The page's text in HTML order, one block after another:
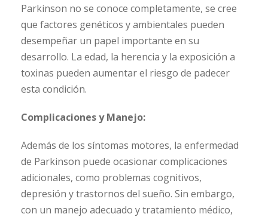
Parkinson no se conoce completamente, se cree
que factores genéticos y ambientales pueden
desempeñar un papel importante en su
desarrollo. La edad, la herencia y la exposición a
toxinas pueden aumentar el riesgo de padecer
esta condición.
Complicaciones y Manejo:
Además de los síntomas motores, la enfermedad
de Parkinson puede ocasionar complicaciones
adicionales, como problemas cognitivos,
depresión y trastornos del sueño. Sin embargo,
con un manejo adecuado y tratamiento médico,